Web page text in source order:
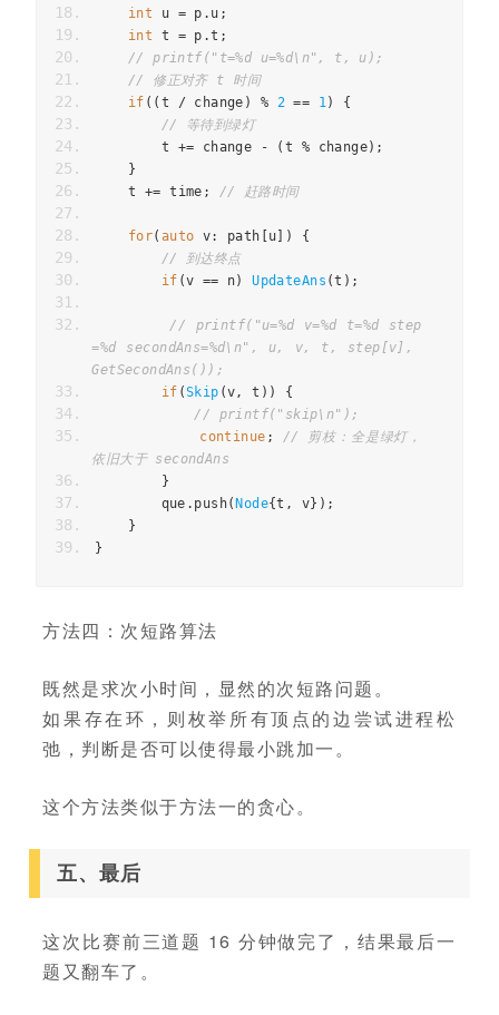
int u = p . u ;
int t = p .t ;
// printf("t=%d u=%d\n", t, u);
// 修正对齐 t 时间
if (( t / change ) % 2 == 1)
{
// 等待到绿灯
        t
+= change - ( t % change);
}
    t
+= time ; // 赶路时间
for( auto v: path u ])
{
// 到达终点
if (v == n) UpdateAns (t );
// printf("u=%d v=%d t=%d step
=%d secondAns=%d\n", u, v, t, step[v],
GetSecondAns());
if (Skip (v, t ))
{
// printf("skip\n");
continue ;
// 剪枝：全是绿灯，
依旧大于 secondAns
}
        que
. push( Node{t , v});
}
}
方法四：次短路算法
既然是求次小时间，显然的次短路问题。
如果存在环，则枚举所有顶点的边尝试进程松
弛，判断是否可以使得最小跳加一。
这个方法类似于方法一的贪心。
五、最后
这次比赛前三道题 16 分钟做完了，结果最后一
题又翻车了。